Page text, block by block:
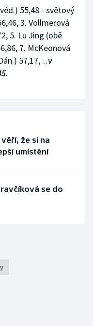
55,48 - světový
3. Vollmerová
5. Lu Jing (obě
7. McKeonová
57,17, ...v
že si na
umístění
se do